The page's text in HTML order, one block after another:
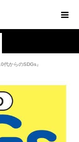
代からのSDGs』